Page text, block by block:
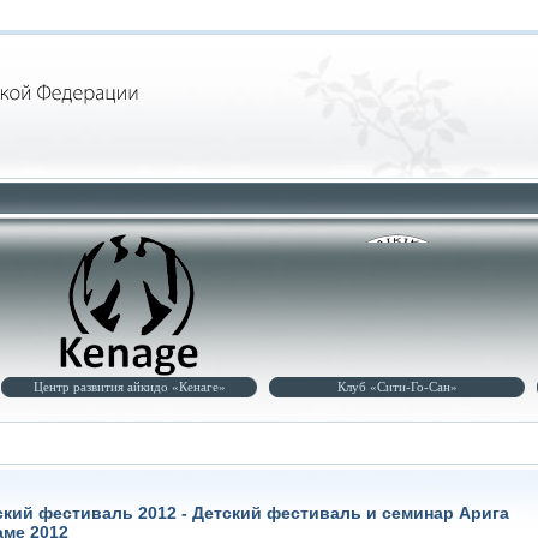
Клуб «Сити-Го-Сан» Клуб «Сёрюкай»
фестиваль 2012 - Детский фестиваль и семинар Арига
2012